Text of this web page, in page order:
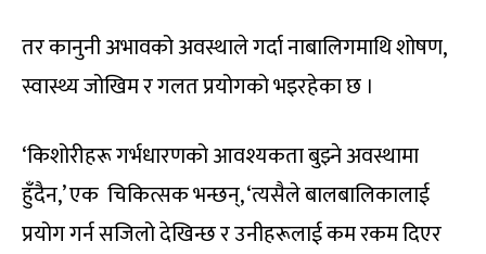
तर कानुनी अभावको अवस्थाले गर्दा नाबालिगमाथि शोषण,
स्वास्थ्य जोखिम र गलत प्रयोगको भइरहेका छ ।
‘किशोरीहरू गर्भधारणको आवश्यकता बुझ्ने अवस्थामा
हुँदैन,’ एक चिकित्सक भन्छन्, ‘त्यसैले बालबालिकालाई
प्रयोग गर्न सजिलो देखिन्छ र उनीहरूलाई कम रकम दिएर